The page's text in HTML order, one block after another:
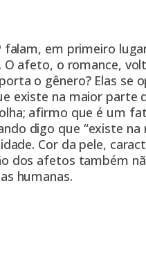
falam, em primeiro
afeto, o romance,
o gênero? Elas se
existe na maior parte
afirmo que é um
digo que “existe
Cor da pele,
dos afetos também
humanas.